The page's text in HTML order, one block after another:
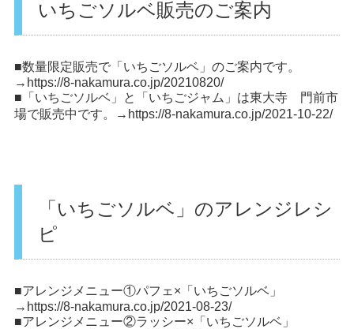
いちごソルベ販売のご案内
■数量限定販売で「いちごソルベ」のご案内です。
→ https://8-nakamura.co.jp/20210820/
■「いちごソルベ」と「いちごジャム」は東大寺 門前市
場で販売中です。→ https://8-nakamura.co.jp/2021-10-22/
「いちごソルベ」のアレンジレシ
ピ
■アレンジメニュー①パフェ×「いちごソルベ」
→ https://8-nakamura.co.jp/2021-08-23/
■アレンジメニュー②ラッシー×「いちごソルベ」